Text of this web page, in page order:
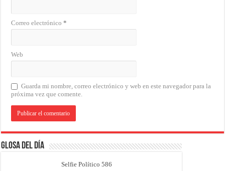
Correo electrónico*
Web
Guarda mi nombre, correo electrónico y web en este navegador para la
próxima vez que comente.
Glosa del Día
Selfie Político 586